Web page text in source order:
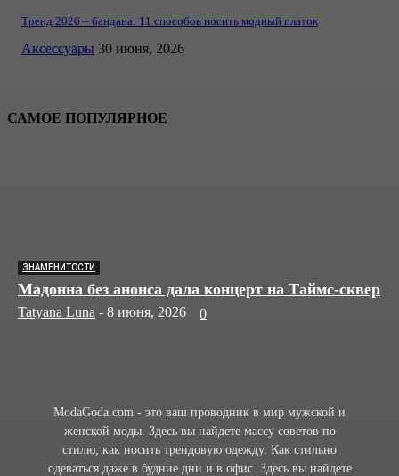
Тренд 2026 – бандана: 11 способов носить модный платок
Аксессуары 30 июня, 2026
САМОЕ ПОПУЛЯРНОЕ
ЗНАМЕНИТОСТИ
Мадонна без анонса дала концерт на Таймс-сквер
Tatyana Luna - 8 июня, 2026 0
ModaGoda.com - это ваш проводник в мир мужской и
женской моды. Здесь вы найдете массу советов по
стилю, как носить трендовую одежду. Как стильно
одеваться даже в будние дни и в офис. Здесь вы найдете